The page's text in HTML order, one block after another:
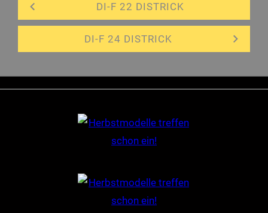
DI-F 22 DISTRICK
DI-F 24 DISTRICK